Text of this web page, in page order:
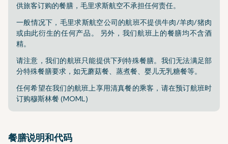
供旅客订购的餐膳，毛里求斯航空不承担任何责任。
一般情况下，毛里求斯航空公司的航班不提供牛肉/羊肉/猪肉
或由此衍生的任何产品。 另外，我们航班上的餐膳均不含酒
精。
请注意，我们的航班只能提供下列特殊餐膳。我们无法满足部
分特殊餐膳要求，如无蘑菇餐、蒸煮餐、婴儿无乳糖餐等。
任何希望在我们的航班上享用清真餐的乘客，请在预订航班时
订购穆斯林餐 (MOML)
餐膳说明和代码